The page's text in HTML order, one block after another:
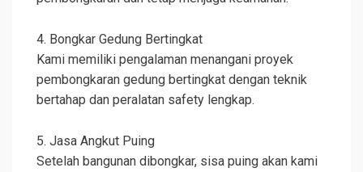
4. Bongkar Gedung Bertingkat
Kami memiliki pengalaman menangani proyek
pembongkaran gedung bertingkat dengan teknik
bertahap dan peralatan safety lengkap.
5. Jasa Angkut Puing
Setelah bangunan dibongkar, sisa puing akan kami